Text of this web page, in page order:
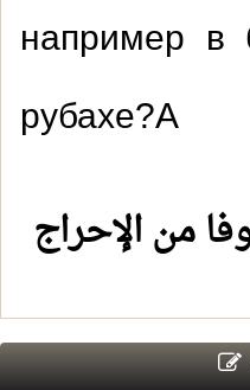
например в
рубахе?A
من الإحراج